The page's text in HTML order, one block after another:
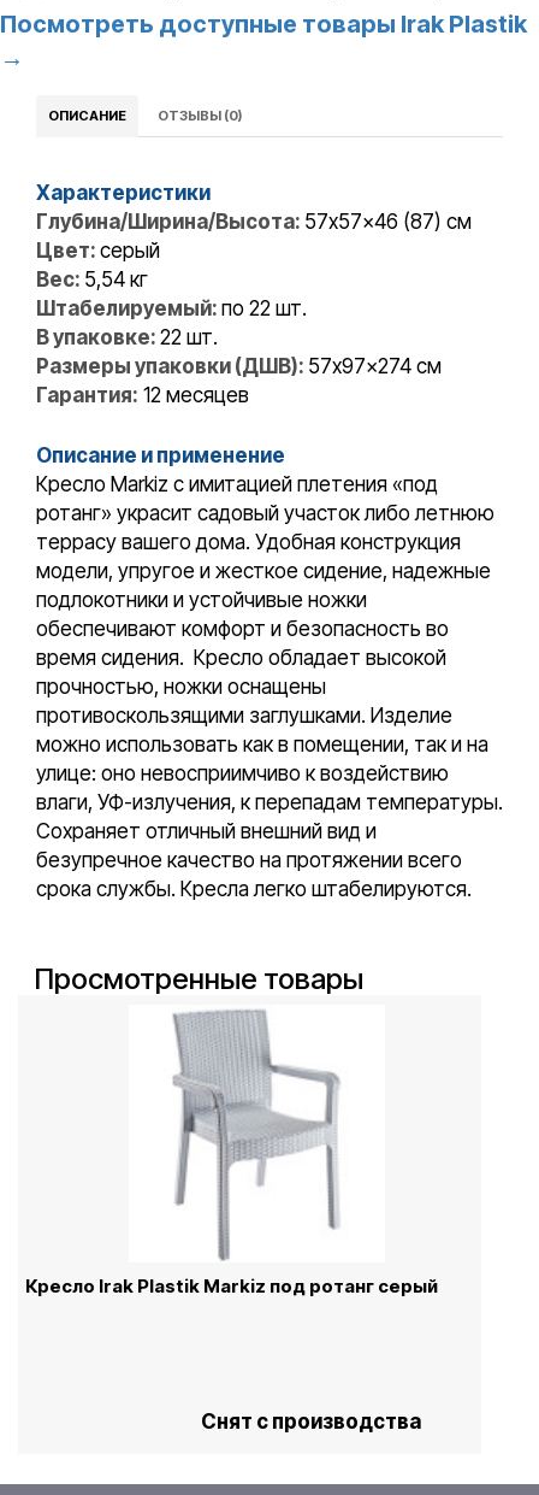
Посмотреть доступные товары Irak Plastik
→
ОПИСАНИЕ ОТЗЫВЫ (0)
Характеристики
Глубина/Ширина/Высота: 57x57x46 (87) см
Цвет: серый
Вес: 5,54 кг
Штабелируемый: по 22 шт.
В упаковке: 22 шт.
Размеры упаковки (ДШВ): 57x97x274 см
Гарантия: 12 месяцев
Описание и применение
Кресло Markiz с имитацией плетения «под
ротанг» украсит садовый участок либо летнюю
террасу вашего дома. Удобная конструкция
модели, упругое и жесткое сидение, надежные
подлокотники и устойчивые ножки
обеспечивают комфорт и безопасность во
время сидения. Кресло обладает высокой
прочностью, ножки оснащены
противоскользящими заглушками. Изделие
можно использовать как в помещении, так и на
улице: оно невосприимчиво к воздействию
влаги, УФ-излучения, к перепадам температуры.
Сохраняет отличный внешний вид и
безупречное качество на протяжении всего
срока службы. Кресла легко штабелируются.
Просмотренные товары
Кресло Irak Plastik Markiz под ротанг серый
Снят с производства